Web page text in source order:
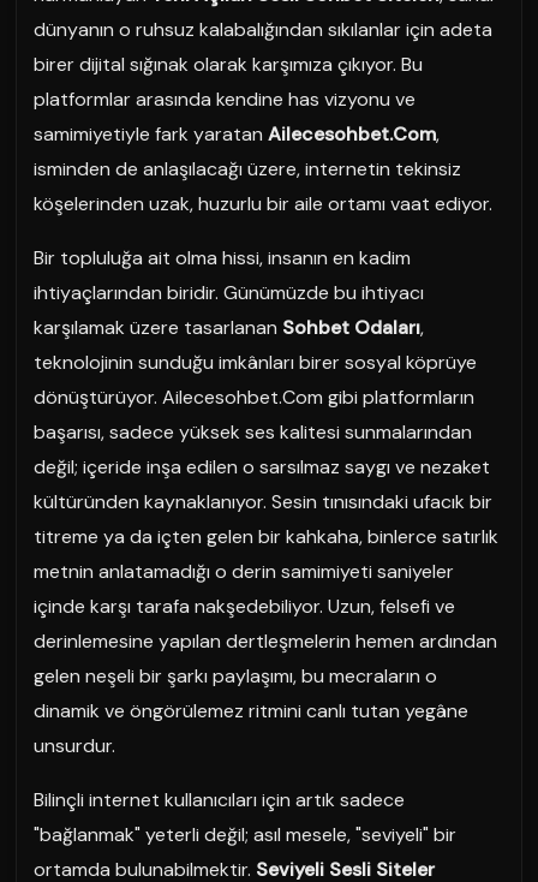
dünyanın o ruhsuz kalabalığından sıkılanlar için adeta
birer dijital sığınak olarak karşımıza çıkıyor. Bu
platformlar arasında kendine has vizyonu ve
samimiyetiyle fark yaratan Ailecesohbet.Com,
isminden de anlaşılacağı üzere, internetin tekinsiz
köşelerinden uzak, huzurlu bir aile ortamı vaat ediyor.
Bir topluluğa ait olma hissi, insanın en kadim
ihtiyaçlarından biridir. Günümüzde bu ihtiyacı
karşılamak üzere tasarlanan Sohbet Odaları,
teknolojinin sunduğu imkânları birer sosyal köprüye
dönüştürüyor. Ailecesohbet.Com gibi platformların
başarısı, sadece yüksek ses kalitesi sunmalarından
değil; içeride inşa edilen o sarsılmaz saygı ve nezaket
kültüründen kaynaklanıyor. Sesin tınısındaki ufacık bir
titreme ya da içten gelen bir kahkaha, binlerce satırlık
metnin anlatamadığı o derin samimiyeti saniyeler
içinde karşı tarafa nakşedebiliyor. Uzun, felsefi ve
derinlemesine yapılan dertleşmelerin hemen ardından
gelen neşeli bir şarkı paylaşımı, bu mecraların o
dinamik ve öngörülemez ritmini canlı tutan yegâne
unsurdur.
Bilinçli internet kullanıcıları için artık sadece
"bağlanmak" yeterli değil; asıl mesele, "seviyeli" bir
ortamda bulunabilmektir. Seviyeli Sesli Siteler